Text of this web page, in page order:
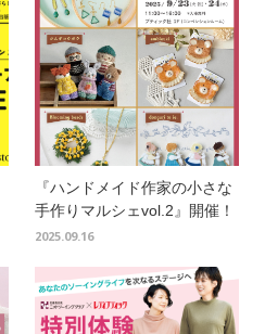
『ハンドメイド作家の小さな
手作りマルシェvol.2』開催！
2025.09.16